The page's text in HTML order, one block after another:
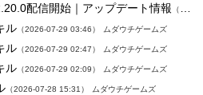
配信開始｜アップデート情報 （2026-07-29 23:28）
ル （2026-07-29 03:46） ムダウチゲームズ
ル （2026-07-29 02:47） ムダウチゲームズ
ル （2026-07-29 02:09） ムダウチゲームズ
（2026-07-28 15:31） ムダウチゲームズ